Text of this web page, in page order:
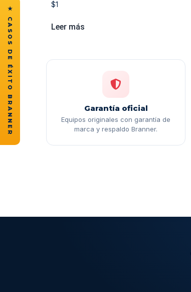
$1
Leer más
Garantía oficial
Equipos originales con garantía de
marca y respaldo Branner.
★ CASOS DE ÉXITO BRANNER